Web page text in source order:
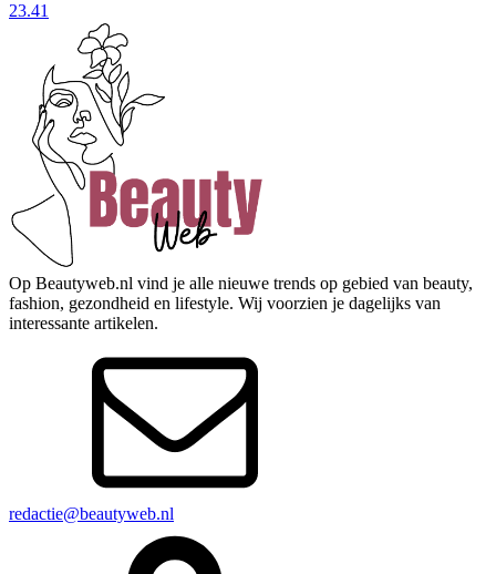
23.41
Op Beautyweb.nl vind je alle nieuwe trends op gebied van beauty,
fashion, gezondheid en lifestyle. Wij voorzien je dagelijks van
interessante artikelen.
redactie@beautyweb.nl